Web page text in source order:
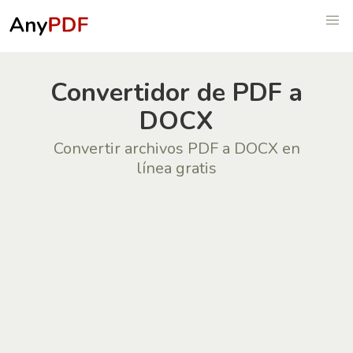
Convertidor de PDF a
DOCX
Convertir archivos PDF a DOCX en
línea gratis